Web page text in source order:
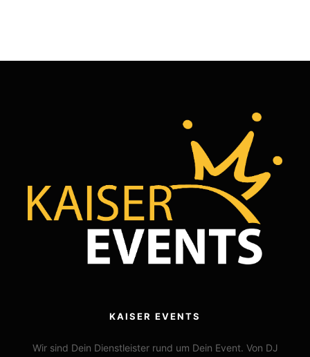
KAISER EVENTS
Wir sind Dein Dienstleister rund um Dein Event. Von DJ